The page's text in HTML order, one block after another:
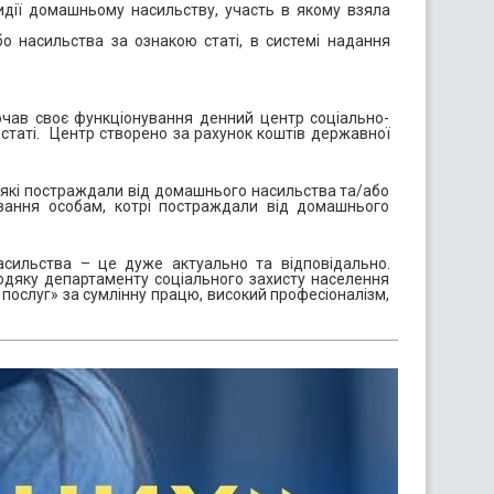
домашньому насильству, участь в якому взяла
насильства за ознакою статі, в системі надання
своє функціонування денний центр соціально-
Центр створено за рахунок коштів державної
які постраждали від домашнього насильства та/або
особам, котрі постраждали від домашнього
– це дуже актуально та відповідально.
департаменту соціального захисту населення
за сумлінну працю, високий професіоналізм,